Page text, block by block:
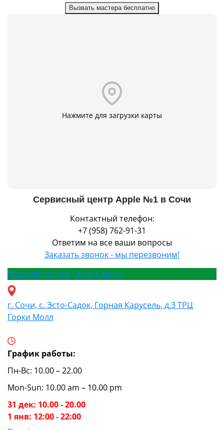
Вызвать мастера бесплатно
Нажмите для загрузки карты
Сервисный центр Apple №1 в Сочи
Контактный телефон:
+7 (958) 762-91-31
Ответим на все ваши вопросы
Заказать звонок - мы перезвоним!
Красная поляна (Эсто-Садок)
г. Сочи, с. Эсто-Садок, Горная Карусель, д.3 ТРЦ
Горки Молл
График работы:
Пн-Вс: 10.00 – 22.00
Mon-Sun: 10.00 am – 10.00 pm
31 дек: 10.00 - 20.00
1 янв: 12:00 - 22:00